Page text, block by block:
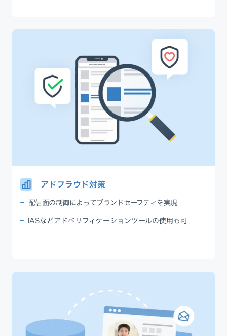
アドフラウド対策
配信面の制御によってブランドセーフティを実現
IASなどアドベリフィケーションツールの使用も可